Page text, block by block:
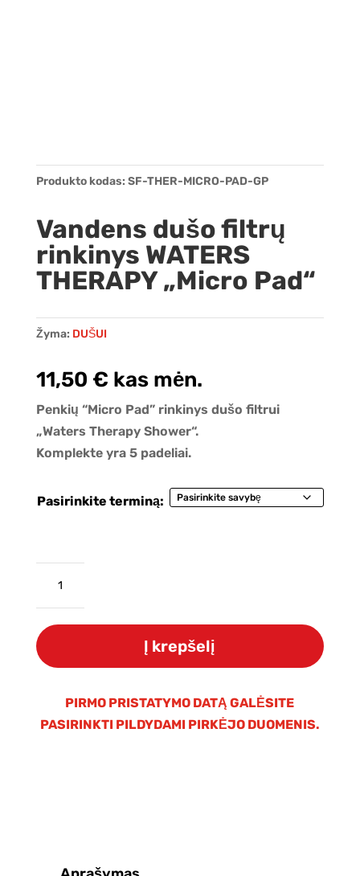
Produkto kodas: SF-THER-MICRO-PAD-GP
Vandens dušo filtrų
rinkinys WATERS
THERAPY „Micro Pad“
Žyma: DUŠUI
11,50 € kas mėn.
Penkių “Micro Pad” rinkinys dušo filtrui
„Waters Therapy Shower“.
Komplekte yra 5 padeliai.
Pasirinkite terminą:
kiekis:
dušo
filtrų
WATERS
THERAPY
Į krepšelį
PIRMO PRISTATYMO DATĄ GALĖSITE
PASIRINKTI PILDYDAMI PIRKĖJO DUOMENIS.